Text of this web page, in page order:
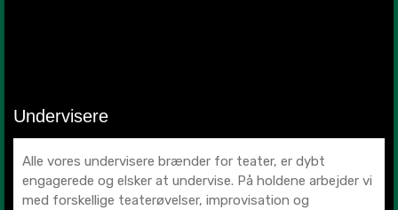
Undervisere
Alle vores undervisere brænder for teater, er dybt
engagerede og elsker at undervise. På holdene arbejder vi
med forskellige teaterøvelser, improvisation og